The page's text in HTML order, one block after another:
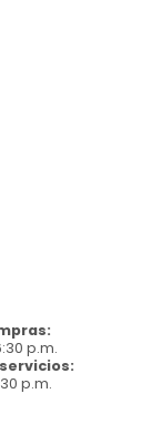
p.m.
p.m.